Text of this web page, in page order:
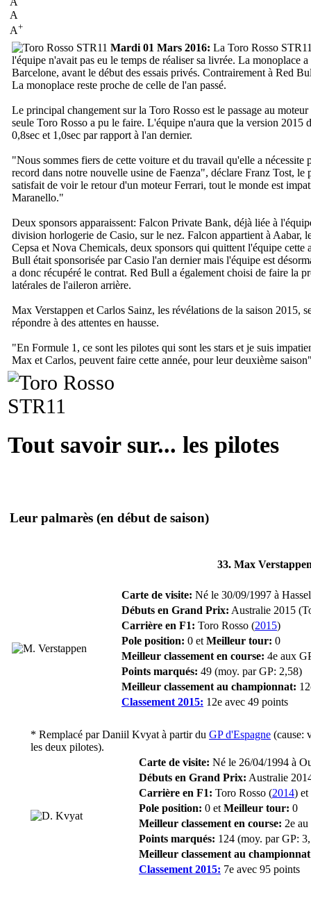
A
A+
Mardi 01 Mars 2016: La Toro Rosso
l'équipe n'avait pas eu le temps de réaliser sa livrée. La monoplace
Barcelone, avant le début des essais privés. Contrairement à Red
La monoplace reste proche de celle de l'an passé.
Le principal changement sur la Toro Rosso est le passage au
seule Toro Rosso a pu le faire. L'équipe n'aura que la version 2015
0,8sec et 1,0sec par rapport à l'an dernier.
"Nous sommes fiers de cette voiture et du travail qu'elle a
record dans notre nouvelle usine de Faenza", déclare Franz Tost, le
satisfait de voir le retour d'un moteur Ferrari, tout le monde est
Maranello."
Deux sponsors apparaissent: Falcon Private Bank, déjà liée à
division horlogerie de Casio, sur le nez. Falcon appartient à Aabar,
Cepsa et Nova Chemicals, deux sponsors qui quittent l'équipe
Bull était sponsorisée par Casio l'an dernier mais l'équipe est
a donc récupéré le contrat. Red Bull a également choisi de faire la
latérales de l'aileron arrière.
Max Verstappen et Carlos Sainz, les révélations de la saison 2015,
répondre à des attentes en hausse.
"En Formule 1, ce sont les pilotes qui sont les stars et je suis
Max et Carlos, peuvent faire cette année, pour leur deuxième saison
Tout savoir sur... les pilotes
Leur palmarès (en début de saison)
33. Max
Carte de visite: Né le 30/09/1997 à
Débuts en Grand Prix: Australie 2015
Carrière en F1: Toro Rosso (2015)
Pole position: 0 et Meilleur tour: 0
Meilleur classement en course: 4e aux
Points marqués: 49 (moy. par GP: 2,58)
Meilleur classement au championnat:
Classement 2015: 12e avec 49 points
* Remplacé parDaniil Kvyat à partir du GP d'Espagne (cause:
les deux pilotes).
Carte de visite: Né le 26/04/1994 à
Débuts en Grand Prix: Australie
Carrière en F1: Toro Rosso (2014)
Pole position: 0 et Meilleur tour: 0
Meilleur classement en course: 2e au
Points marqués: 124 (moy. par GP:
Meilleur classement au
Classement 2015: 7e avec 95 points